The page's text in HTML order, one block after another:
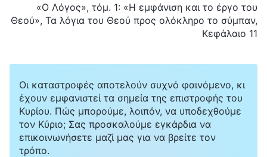
«Ο Λόγος», τόμ. 1: «Η εμφάνιση και το έργο του
Θεού», Τα λόγια του Θεού προς ολόκληρο το σύμπαν,
Κεφάλαιο 11
Οι καταστροφές αποτελούν συχνό φαινόμενο, κι
έχουν εμφανιστεί τα σημεία της επιστροφής του
Κυρίου. Πώς μπορούμε, λοιπόν, να υποδεχθούμε
τον Κύριο; Σας προσκαλούμε εγκάρδια να
επικοινωνήσετε μαζί μας για να βρείτε τον
τρόπο.